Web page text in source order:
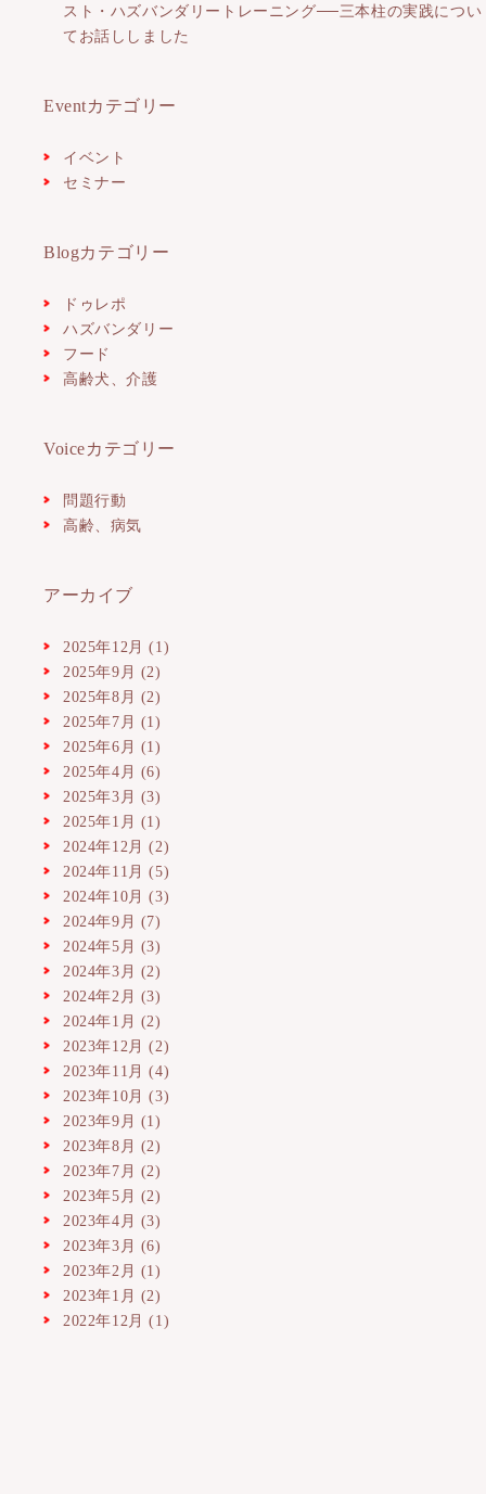
スト・ハズバンダリートレーニング──三本柱の実践につい
てお話ししました
Eventカテゴリー
イベント
セミナー
Blogカテゴリー
ドゥレポ
ハズバンダリー
フード
高齢犬、介護
Voiceカテゴリー
問題行動
高齢、病気
アーカイブ
2025年12月 (1)
2025年9月 (2)
2025年8月 (2)
2025年7月 (1)
2025年6月 (1)
2025年4月 (6)
2025年3月 (3)
2025年1月 (1)
2024年12月 (2)
2024年11月 (5)
2024年10月 (3)
2024年9月 (7)
2024年5月 (3)
2024年3月 (2)
2024年2月 (3)
2024年1月 (2)
2023年12月 (2)
2023年11月 (4)
2023年10月 (3)
2023年9月 (1)
2023年8月 (2)
2023年7月 (2)
2023年5月 (2)
2023年4月 (3)
2023年3月 (6)
2023年2月 (1)
2023年1月 (2)
2022年12月 (1)